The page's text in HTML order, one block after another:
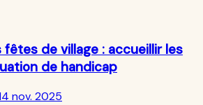
de village : accueillir les
de handicap
nov. 2025